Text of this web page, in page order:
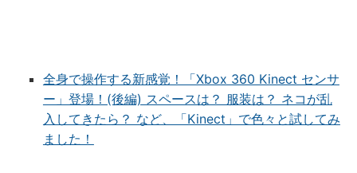
全身で操作する新感覚！「Xbox 360 Kinect センサ
ー」登場！(後編) スペースは？ 服装は？ ネコが乱
入してきたら？ など、「Kinect」で色々と試してみ
ました！